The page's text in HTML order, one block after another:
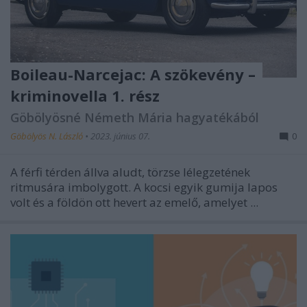
Boileau-Narcejac: A szökevény –
kriminovella 1. rész
Göbölyösné Németh Mária hagyatékából
Göbölyös N. László • 2023. június 07. 0
A férfi térden állva aludt, törzse lélegzetének
ritmusára imbolygott. A kocsi egyik gumija lapos
volt és a földön ott hevert az emelő, amelyet ...